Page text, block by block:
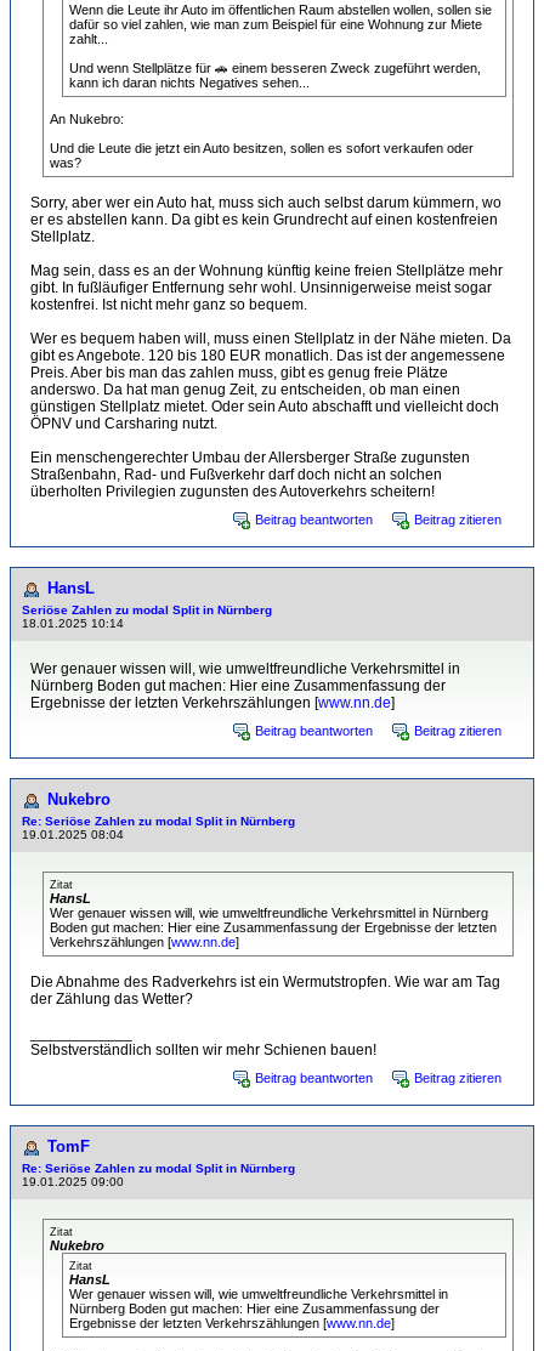
Wenn die Leute ihr Auto im öffentlichen Raum abstellen wollen, sollen sie
dafür so viel zahlen, wie man zum Beispiel für eine Wohnung zur Miete
zahlt...
Und wenn Stellplätze für 🚗 einem besseren Zweck zugeführt werden,
kann ich daran nichts Negatives sehen...
An Nukebro:
Und die Leute die jetzt ein Auto besitzen, sollen es sofort verkaufen oder
was?
Sorry, aber wer ein Auto hat, muss sich auch selbst darum kümmern, wo
er es abstellen kann. Da gibt es kein Grundrecht auf einen kostenfreien
Stellplatz.
Mag sein, dass es an der Wohnung künftig keine freien Stellplätze mehr
gibt. In fußläufiger Entfernung sehr wohl. Unsinnigerweise meist sogar
kostenfrei. Ist nicht mehr ganz so bequem.
Wer es bequem haben will, muss einen Stellplatz in der Nähe mieten. Da
gibt es Angebote. 120 bis 180 EUR monatlich. Das ist der angemessene
Preis. Aber bis man das zahlen muss, gibt es genug freie Plätze
anderswo. Da hat man genug Zeit, zu entscheiden, ob man einen
günstigen Stellplatz mietet. Oder sein Auto abschafft und vielleicht doch
ÖPNV und Carsharing nutzt.
Ein menschengerechter Umbau der Allersberger Straße zugunsten
Straßenbahn, Rad- und Fußverkehr darf doch nicht an solchen
überholten Privilegien zugunsten des Autoverkehrs scheitern!
Beitrag beantworten Beitrag zitieren
HansL
Seriöse Zahlen zu modal Split in Nürnberg
18.01.2025 10:14
Wer genauer wissen will, wie umweltfreundliche Verkehrsmittel in
Nürnberg Boden gut machen: Hier eine Zusammenfassung der
Ergebnisse der letzten Verkehrszählungen [www.nn.de]
Beitrag beantworten Beitrag zitieren
Nukebro
Re: Seriöse Zahlen zu modal Split in Nürnberg
19.01.2025 08:04
Zitat
HansL
Wer genauer wissen will, wie umweltfreundliche Verkehrsmittel in Nürnberg
Boden gut machen: Hier eine Zusammenfassung der Ergebnisse der letzten
Verkehrszählungen [www.nn.de]
Die Abnahme des Radverkehrs ist ein Wermutstropfen. Wie war am Tag
der Zählung das Wetter?
Selbstverständlich sollten wir mehr Schienen bauen!
Beitrag beantworten Beitrag zitieren
TomF
Re: Seriöse Zahlen zu modal Split in Nürnberg
19.01.2025 09:00
Zitat
Nukebro
Zitat
HansL
Wer genauer wissen will, wie umweltfreundliche Verkehrsmittel in
Nürnberg Boden gut machen: Hier eine Zusammenfassung der
Ergebnisse der letzten Verkehrszählungen [www.nn.de]